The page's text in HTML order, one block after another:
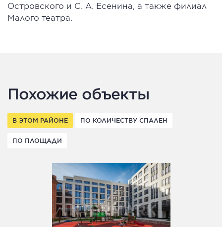
Островского и С. А. Есенина, а также филиал
Малого театра.
Похожие объекты
В ЭТОМ РАЙОНЕ ПО КОЛИЧЕСТВУ СПАЛЕН
ПО ПЛОЩАДИ